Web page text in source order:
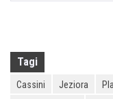
Tagi
Cassini Jeziora